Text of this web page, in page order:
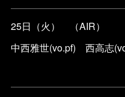
25日（火） （AIR）
中西雅世(vo.pf) 西高志